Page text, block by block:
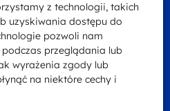
z technologii, takich
uzyskiwania dostępu do
pozwoli nam
przeglądania lub
wyrażenia zgody lub
na niektóre cechy i
7580 980
Facebook
Św. Mikołaja 81
Wrocław